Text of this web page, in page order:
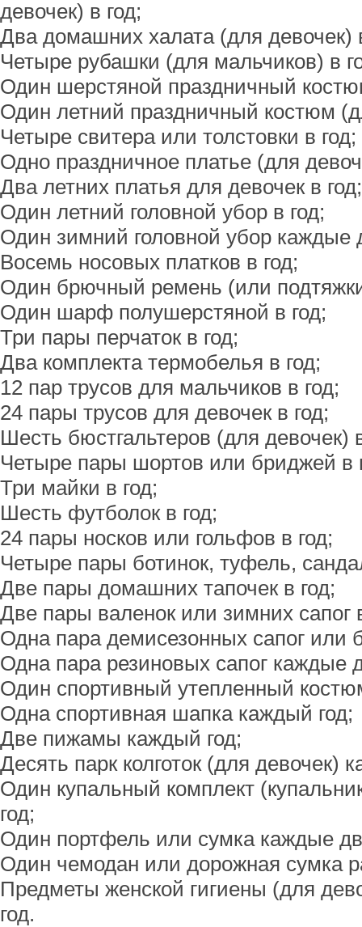
девочек) в год;
Два домашних халата (для девочек)
Четыре рубашки (для мальчиков) в
Один шерстяной праздничный
Один летний праздничный костюм
Четыре свитера или толстовки в год;
Одно праздничное платье (для
Два летних платья для девочек в год;
Один летний головной убор в год;
Один зимний головной убор каждые
Восемь носовых платков в год;
Один брючный ремень (или
Один шарф полушерстяной в год;
Три пары перчаток в год;
Два комплекта термобелья в год;
12 пар трусов для мальчиков в год;
24 пары трусов для девочек в год;
Шесть бюстгальтеров (для девочек)
Четыре пары шортов или бриджей в
Три майки в год;
Шесть футболок в год;
24 пары носков или гольфов в год;
Четыре пары ботинок, туфель,
Две пары домашних тапочек в год;
Две пары валенок или зимних сапог
Одна пара демисезонных сапог или
Одна пара резиновых сапог каждые
Один спортивный утепленный
Одна спортивная шапка каждый год;
Две пижамы каждый год;
Десять парк колготок (для девочек)
Один купальный комплект
год;
Один портфель или сумка каждые
Один чемодан или дорожная сумка
Предметы женской гигиены (для
год.